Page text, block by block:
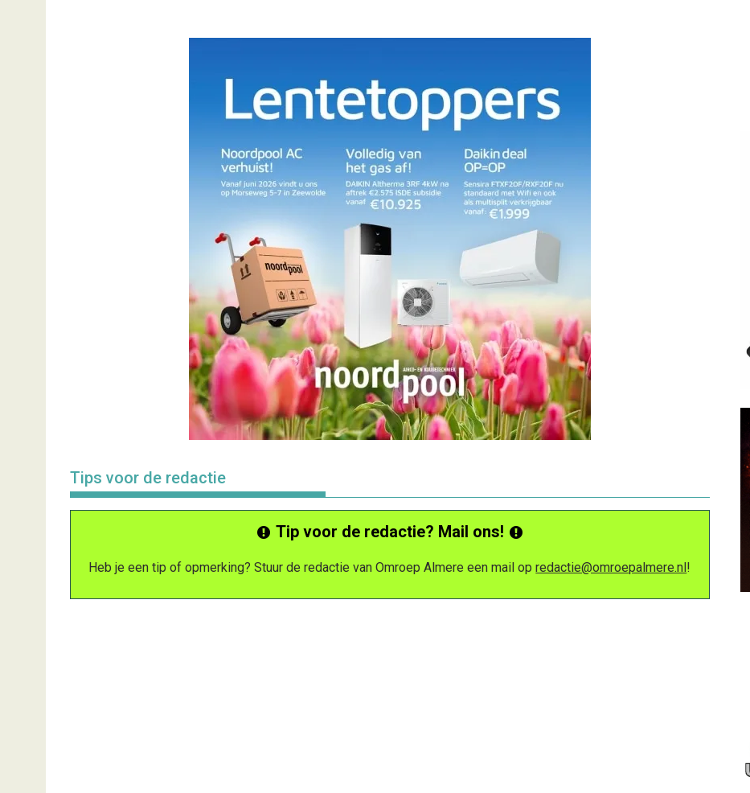
Tips voor de redactie
Tip voor de redactie? Mail ons!
Heb je een tip of opmerking? Stuur de redactie van Omroep Almere een mail opredactie@omroepalmere.nl!